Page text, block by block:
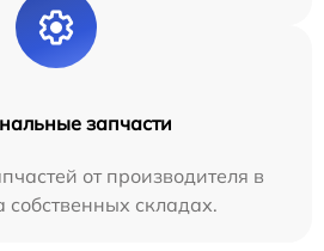
запчасти
от производителя в
собственных складах.